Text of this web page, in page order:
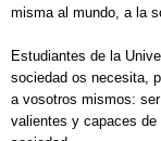
misma al mundo, a la
Estudiantes de la
sociedad os necesita,
a vosotros mismos:
valientes y capaces